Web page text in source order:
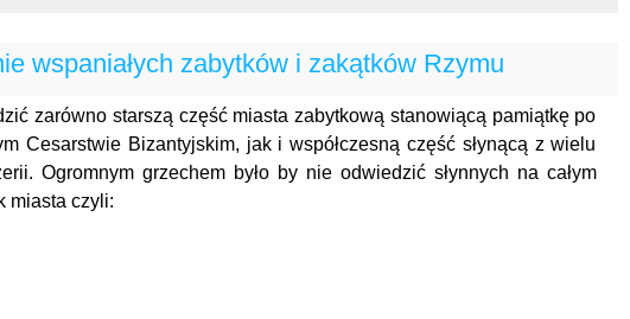
wspaniałych zabytków i zakątków Rzymu
zarówno starszą część miasta zabytkową stanowiącą pamiątkę po
Cesarstwie Bizantyjskim, jak i współczesną część słynącą z wielu
Ogromnym grzechem było by nie odwiedzić słynnych na całym
miasta czyli: